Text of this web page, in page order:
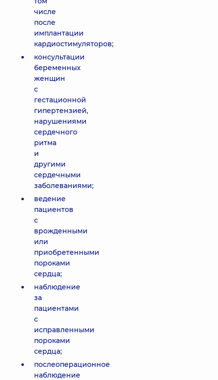
числе
после
имплантации
кардиостимуляторов;
консультации
беременных
женщин
с
гестационной
гипертензией,
нарушениями
сердечного
ритма
и
другими
сердечными
заболеваниями;
ведение
пациентов
с
врожденными
или
приобретенными
пороками
сердца;
наблюдение
за
пациентами
с
исправленными
пороками
сердца;
послеоперационное
наблюдение